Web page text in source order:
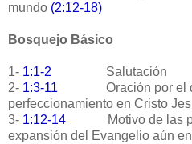
mundo (2:12-18)
Bosquejo Básico
1- 1:1-2
Salutación
2- 1:3-11
Oración por el
perfeccionamiento en Cristo
3- 1:12-14
Motivo de las
expansión del Evangelio aún